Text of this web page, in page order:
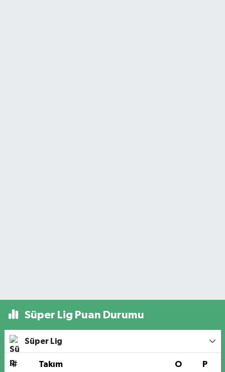
Süper Lig Puan Durumu
Süper Lig
# Takım O P